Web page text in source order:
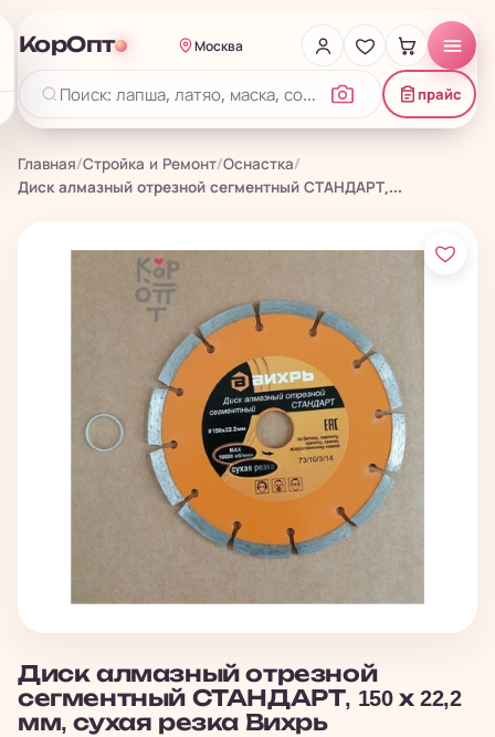
КорОпт Москва
прайс
Главная/Стройка и Ремонт/Оснастка/
Диск алмазный отрезной сегментный СТАНДАРТ,...
Диск алмазный отрезной
сегментный СТАНДАРТ, 150 х 22,2
мм, сухая резка Вихрь